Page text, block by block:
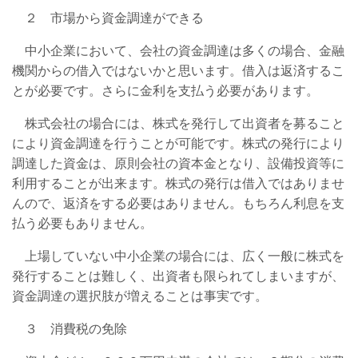
２ 市場から資金調達ができる
中小企業において、会社の資金調達は多くの場合、金融
機関からの借入ではないかと思います。借入は返済するこ
とが必要です。さらに金利を支払う必要があります。
株式会社の場合には、株式を発行して出資者を募ること
により資金調達を行うことが可能です。株式の発行により
調達した資金は、原則会社の資本金となり、設備投資等に
利用することが出来ます。株式の発行は借入ではありませ
んので、返済をする必要はありません。もちろん利息を支
払う必要もありません。
上場していない中小企業の場合には、広く一般に株式を
発行することは難しく、出資者も限られてしまいますが、
資金調達の選択肢が増えることは事実です。
３ 消費税の免除